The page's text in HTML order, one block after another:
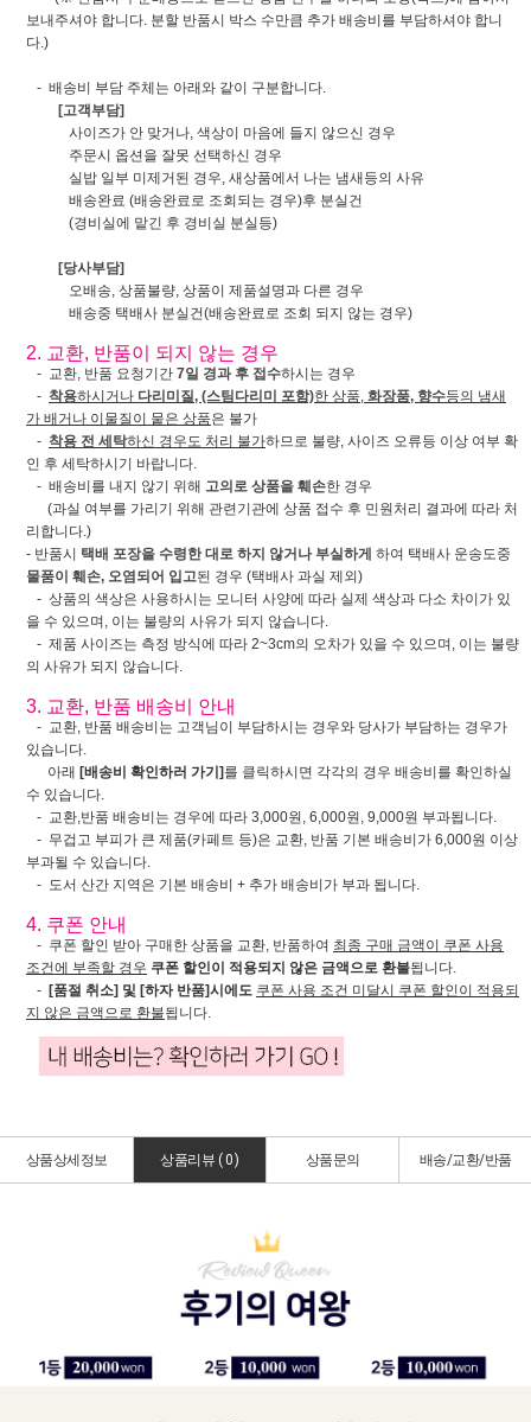
보내주셔야 합니다. 분할 반품시 박스 수만큼 추가 배송비를 부담하셔야 합니
다.)
- 배송비 부담 주체는 아래와 같이 구분합니다.
[고객부담]
사이즈가 안 맞거나, 색상이 마음에 들지 않으신 경우
주문시 옵션을 잘못 선택하신 경우
실밥 일부 미제거된 경우, 새상품에서 나는 냄새등의 사유
배송완료 (배송완료로 조회되는 경우)후 분실건
(경비실에 맡긴 후 경비실 분실등)
[당사부담]
오배송, 상품불량, 상품이 제품설명과 다른 경우
배송중 택배사 분실건(배송완료로 조회 되지 않는 경우)
2. 교환, 반품이 되지 않는 경우
- 교환, 반품 요청기간 7일 경과 후 접수하시는 경우
- 착용하시거나 다리미질, (스팀다리미 포함)한 상품, 화장품, 향수등의 냄새
가 배거나 이물질이 뭍은 상품은 불가
- 착용 전 세탁하신 경우도 처리 불가하므로 불량, 사이즈 오류등 이상 여부 확
인 후 세탁하시기 바랍니다.
- 배송비를 내지 않기 위해 고의로 상품을 훼손한 경우
(과실 여부를 가리기 위해 관련기관에 상품 접수 후 민원처리 결과에 따라 처
리합니다.)
- 반품시 택배 포장을 수령한 대로 하지 않거나 부실하게 하여 택배사 운송도중
물품이 훼손, 오염되어 입고된 경우 (택배사 과실 제외)
- 상품의 색상은 사용하시는 모니터 사양에 따라 실제 색상과 다소 차이가 있
을 수 있으며, 이는 불량의 사유가 되지 않습니다.
- 제품 사이즈는 측정 방식에 따라 2~3cm의 오차가 있을 수 있으며, 이는 불량
의 사유가 되지 않습니다.
3. 교환, 반품 배송비 안내
- 교환, 반품 배송비는 고객님이 부담하시는 경우와 당사가 부담하는 경우가
있습니다.
아래 [배송비 확인하러 가기] 를 클릭하시면 각각의 경우 배송비를 확인하실
수 있습니다.
- 교환,반품 배송비는 경우에 따라 3,000원, 6,000원, 9,000원 부과됩니다.
- 무겁고 부피가 큰 제품(카페트 등)은 교환, 반품 기본 배송비가 6,000원 이상
부과될 수 있습니다.
- 도서 산간 지역은 기본 배송비 + 추가 배송비가 부과 됩니다.
4. 쿠폰 안내
- 쿠폰 할인 받아 구매한 상품을 교환, 반품하여 최종 구매 금액이 쿠폰 사용
조건에 부족할 경우 쿠폰 할인이 적용되지 않은 금액으로 환불됩니다.
- [품절 취소] 및 [하자 반품]시에도 쿠폰 사용 조건 미달시 쿠폰 할인이 적용되
지 않은 금액으로 환불됩니다.
상품상세정보 상품리뷰 ( 0) 상품문의 배송/교환/반품